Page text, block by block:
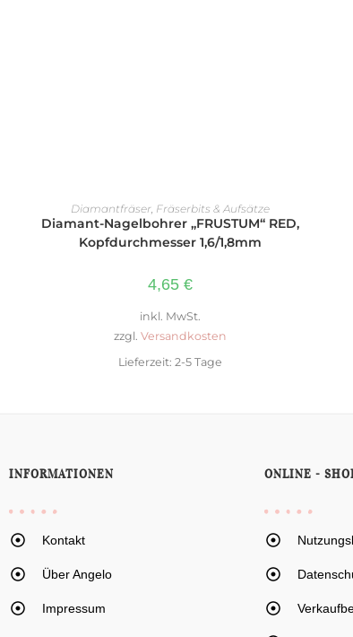
AUSFÜHRUNG WÄHLEN
Diamantfräser Fräserbits & Aufsätze
Diamant-Nagelbohrer „FRUSTUM“ RED,
Kopfdurchmesser 1,6/1,8mm
4,65 €
inkl. MwSt.
zzgl. Versandkosten
Lieferzeit: 2-5 Tage
INFORMATIONEN
Kontakt
Über Angelo
Impressum
ONLINE -